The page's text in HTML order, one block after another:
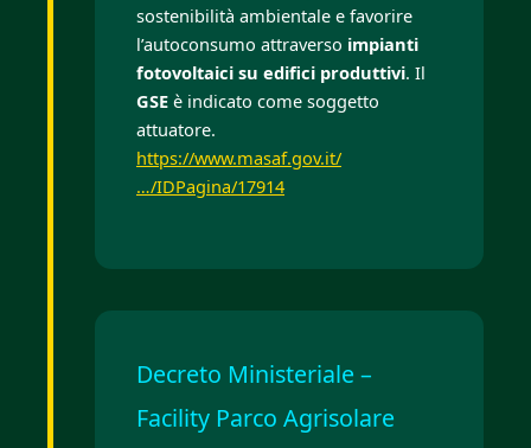
sostenibilità ambientale e favorire
l’autoconsumo attraverso impianti
fotovoltaici su edifici produttivi. Il
GSE è indicato come soggetto
attuatore.
https://www.masaf.gov.it/
…/IDPagina/17914
Decreto Ministeriale –
Facility Parco Agrisolare